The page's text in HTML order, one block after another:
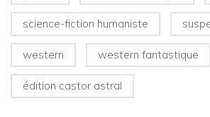
science-fiction humaniste
western western fantastique
édition castor astral